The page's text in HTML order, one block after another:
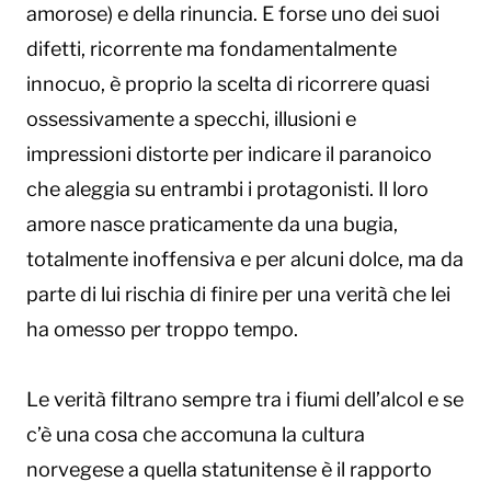
amorose) e della rinuncia. E forse uno dei suoi
difetti, ricorrente ma fondamentalmente
innocuo, è proprio la scelta di ricorrere quasi
ossessivamente a specchi, illusioni e
impressioni distorte per indicare il paranoico
che aleggia su entrambi i protagonisti. Il loro
amore nasce praticamente da una bugia,
totalmente inoffensiva e per alcuni dolce, ma da
parte di lui rischia di finire per una verità che lei
ha omesso per troppo tempo.
Le verità filtrano sempre tra i fiumi dell’alcol e se
c’è una cosa che accomuna la cultura
norvegese a quella statunitense è il rapporto